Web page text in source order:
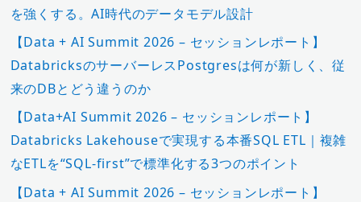
を強くする。AI時代のデータモデル設計
【Data + AI Summit 2026 – セッションレポート】
DatabricksのサーバーレスPostgresは何が新しく、従
来のDBとどう違うのか
【Data+AI Summit 2026 – セッションレポート】
Databricks Lakehouseで実現する本番SQL ETL｜複雑
なETLを“SQL-first”で標準化する3つのポイント
【Data + AI Summit 2026 – セッションレポート】